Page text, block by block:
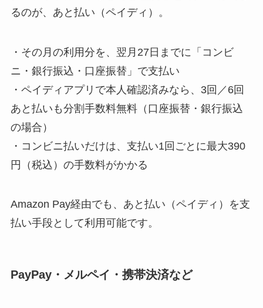
るのが、あと払い（ペイディ）。
・その月の利用分を、翌月27日までに「コンビ
ニ・銀行振込・口座振替」で支払い
・ペイディアプリで本人確認済みなら、3回／6回
あと払いも分割手数料無料（口座振替・銀行振込
の場合）
・コンビニ払いだけは、支払い1回ごとに最大390
円（税込）の手数料がかかる
Amazon Pay経由でも、あと払い（ペイディ）を支
払い手段として利用可能です。
PayPay・メルペイ・携帯決済など